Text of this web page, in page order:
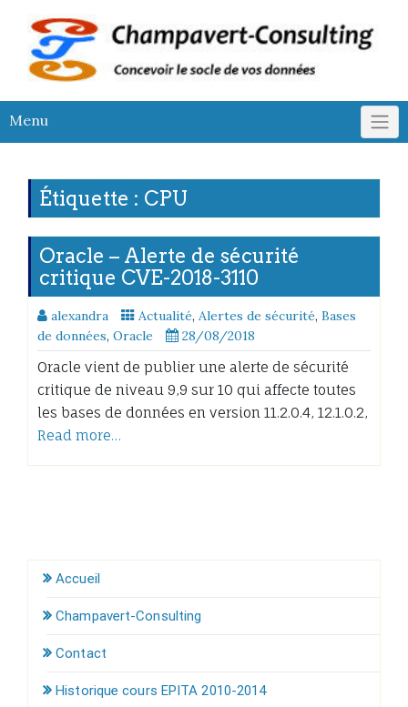
content
Menu
Étiquette : CPU
Oracle – Alerte de sécurité
critique CVE-2018-3110
alexandra Actualité, Alertes de sécurité, Bases
de données, Oracle 28/08/2018
Oracle vient de publier une alerte de sécurité
critique de niveau 9,9 sur 10 qui affecte toutes
les bases de données en version 11.2.0.4, 12.1.0.2,
Read more…
Accueil
Champavert-Consulting
Contact
Historique cours EPITA 2010-2014